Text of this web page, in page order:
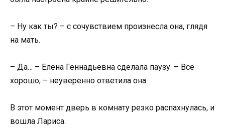
– Ну как ты? – с сочувствием произнесла она, глядя
на мать.
– Да… – Елена Геннадьевна сделала паузу. – Все
хорошо, – неуверенно ответила она.
В этот момент дверь в комнату резко распахнулась, и
вошла Лариса.